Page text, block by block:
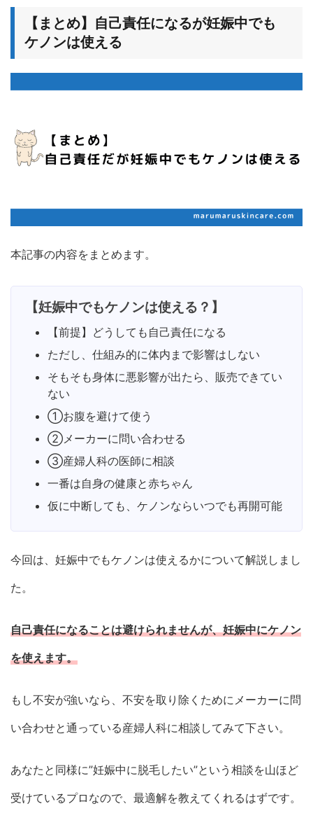
【まとめ】自己責任になるが妊娠中でも
ケノンは使える
本記事の内容をまとめます。
【妊娠中でもケノンは使える？】
【前提】どうしても自己責任になる
ただし、仕組み的に体内まで影響はしない
そもそも身体に悪影響が出たら、販売できてい
ない
①お腹を避けて使う
②メーカーに問い合わせる
③産婦人科の医師に相談
一番は自身の健康と赤ちゃん
仮に中断しても、ケノンならいつでも再開可能
今回は、妊娠中でもケノンは使えるかについて解説しまし
た。
自己責任になることは避けられませんが、妊娠中にケノン
を使えます。
もし不安が強いなら、不安を取り除くためにメーカーに問
い合わせと通っている産婦人科に相談してみて下さい。
あなたと同様に”妊娠中に脱毛したい”という相談を山ほど
受けているプロなので、最適解を教えてくれるはずです。